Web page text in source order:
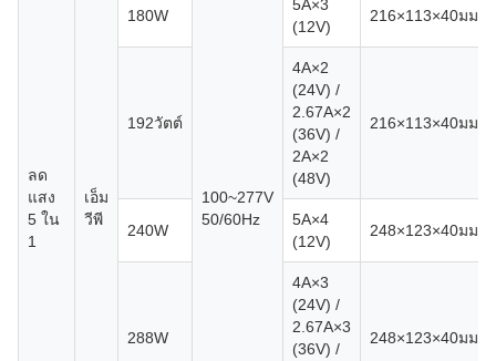
ลด
แสง
5 ใน
1
เอ็ม
วีพี
100~277V
50/60Hz
180W
5A×3
(12V)
216×113×40มม
192วัตต์
4A×2
(24V) /
2.67A×2
(36V) /
2A×2
(48V)
216×113×40มม
240W
5A×4
(12V)
248×123×40มม
288W
4A×3
(24V) /
2.67A×3
(36V) /
248×123×40มม